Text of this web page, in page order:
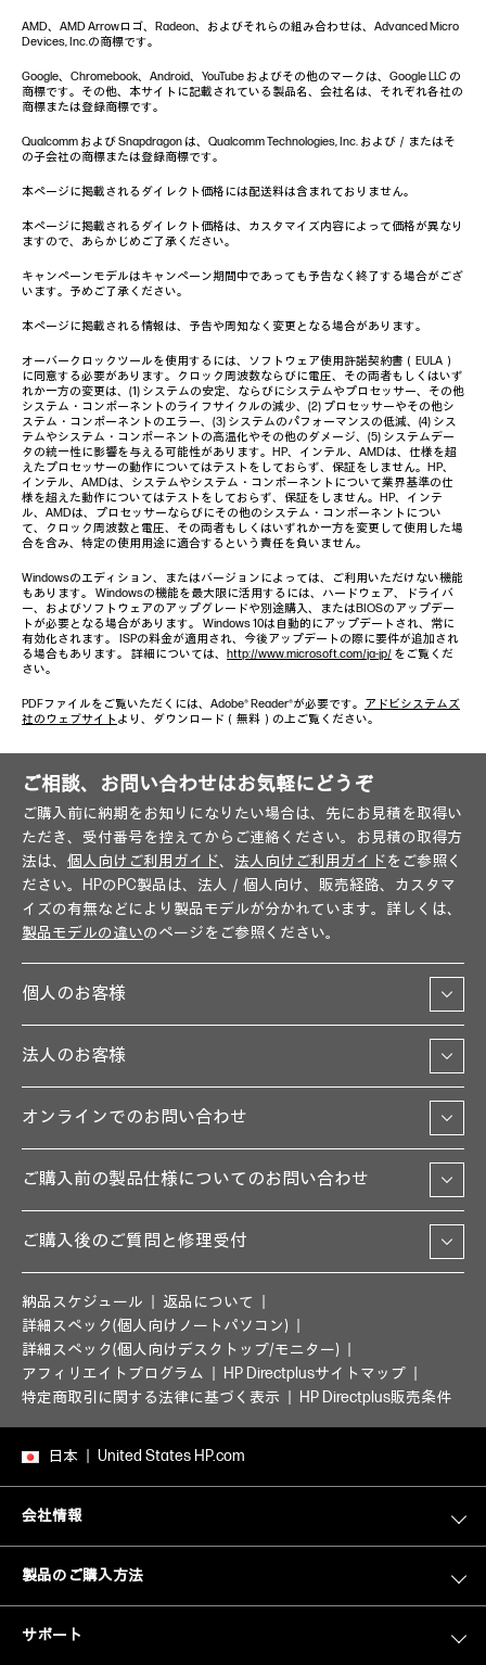
AMD、AMD Arrowロゴ、Radeon、およびそれらの組み合わせは、Advanced Micro
Devices, Inc.の商標です。
Google、Chromebook、Android、YouTube およびその他のマークは、Google LLC の
商標です。その他、本サイトに記載されている製品名、会社名は、それぞれ各社の
商標または登録商標です。
Qualcomm および Snapdragon は、Qualcomm Technologies, Inc. および／またはそ
の子会社の商標または登録商標です。
本ページに掲載されるダイレクト価格には配送料は含まれておりません。
本ページに掲載されるダイレクト価格は、カスタマイズ内容によって価格が異なり
ますので、あらかじめご了承ください。
キャンペーンモデルはキャンペーン期間中であっても予告なく終了する場合がござ
います。予めご了承ください。
本ページに掲載される情報は、予告や周知なく変更となる場合があります。
オーバークロックツールを使用するには、ソフトウェア使用許諾契約書（EULA）
に同意する必要があります。クロック周波数ならびに電圧、その両者もしくはいず
れか一方の変更は、(1) システムの安定、ならびにシステムやプロセッサー、その他
システム・コンポーネントのライフサイクルの減少、(2) プロセッサーやその他シ
ステム・コンポーネントのエラー、(3) システムのパフォーマンスの低減、(4) シス
テムやシステム・コンポーネントの高温化やその他のダメージ、(5) システムデー
タの統一性に影響を与える可能性があります。HP、インテル、AMDは、仕様を超
えたプロセッサーの動作についてはテストをしておらず、保証をしません。HP、
インテル、AMDは、システムやシステム・コンポーネントについて業界基準の仕
様を超えた動作についてはテストをしておらず、保証をしません。HP、インテ
ル、AMDは、プロセッサーならびにその他のシステム・コンポーネントについ
て、クロック周波数と電圧、その両者もしくはいずれか一方を変更して使用した場
合を含み、特定の使用用途に適合するという責任を負いません。
Windowsのエディション、またはバージョンによっては、ご利用いただけない機能
もあります。 Windowsの機能を最大限に活用するには、ハードウェア、ドライバ
ー、およびソフトウェアのアップグレードや別途購入、またはBIOSのアップデー
トが必要となる場合があります。 Windows 10は自動的にアップデートされ、常に
有効化されます。 ISPの料金が適用され、今後アップデートの際に要件が追加され
る場合もあります。 詳細については、 http://www.microsoft.com/ja-jp/ をご覧くだ
さい。
PDFファイルをご覧いただくには、Adobe® Reader®が必要です。 アドビシステムズ
社のウェブサイト より、ダウンロード（無料）の上ご覧ください。
ご相談、お問い合わせはお気軽にどうぞ
ご購入前に納期をお知りになりたい場合は、先にお見積を取得い
ただき、受付番号を控えてからご連絡ください。お見積の取得方
法は、 個人向けご利用ガイド、 法人向けご利用ガイドをご参照く
ださい。HPのPC製品は、法人／個人向け、販売経路、カスタマ
イズの有無などにより製品モデルが分かれています。詳しくは、
製品モデルの違いのページをご参照ください。
個人のお客様
法人のお客様
オンラインでのお問い合わせ
ご購入前の製品仕様についてのお問い合わせ
ご購入後のご質問と修理受付
納品スケジュール
返品について
詳細スペック(個人向けノートパソコン)
詳細スペック(個人向けデスクトップ/モニター)
アフィリエイトプログラム
HP Directplusサイトマップ
特定商取引に関する法律に基づく表示
HP Directplus販売条件
日本 United States HP.com
会社情報
製品のご購入方法
サポート